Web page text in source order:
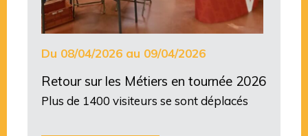
Du 08/04/2026 au 09/04/2026
Retour sur les Métiers en tournée 2026
Plus de 1400 visiteurs se sont déplacés